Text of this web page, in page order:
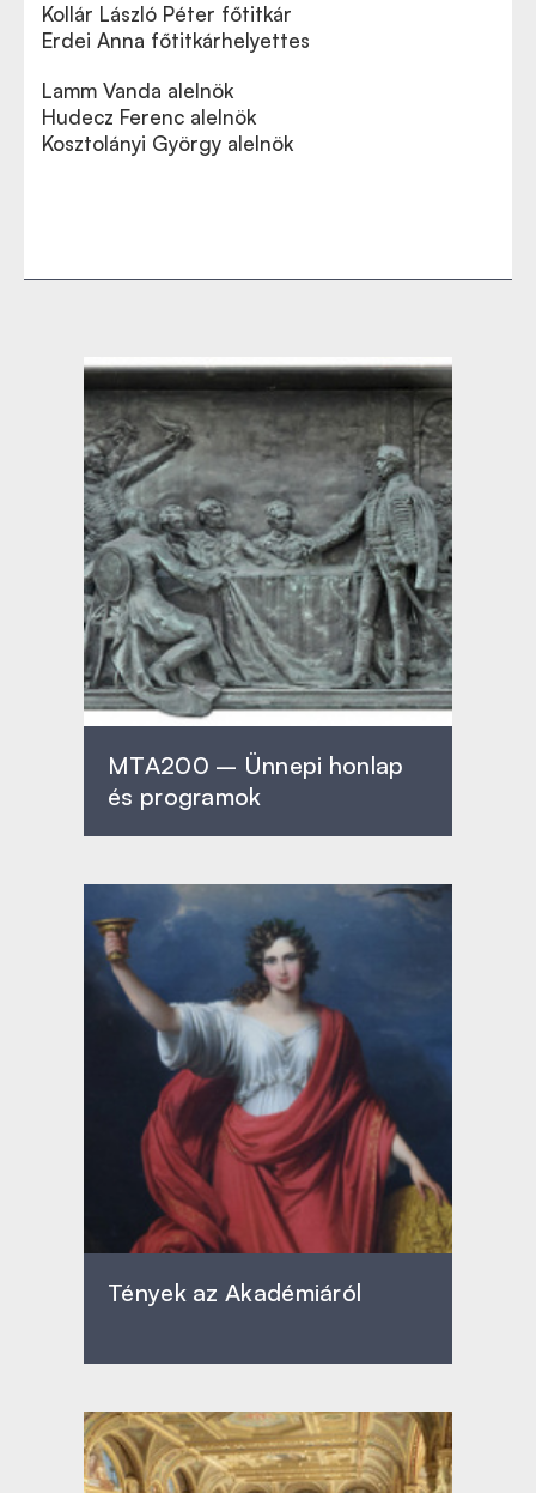
Kollár László Péter főtitkár
Erdei Anna főtitkárhelyettes
Lamm Vanda alelnök
Hudecz Ferenc alelnök
Kosztolányi György alelnök
MTA200 – Ünnepi honlap
és programok
Tények az Akadémiáról